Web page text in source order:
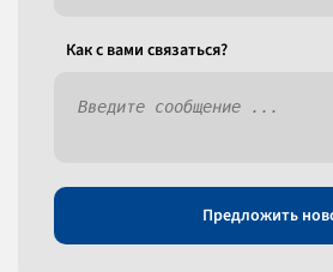
Как c вами связаться?
Предложить